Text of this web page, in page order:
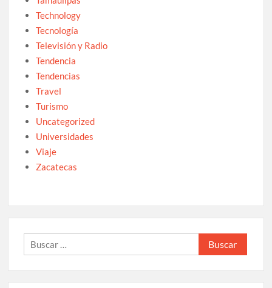
Technology
Tecnología
Televisión y Radio
Tendencia
Tendencias
Travel
Turismo
Uncategorized
Universidades
Viaje
Zacatecas
Buscar: